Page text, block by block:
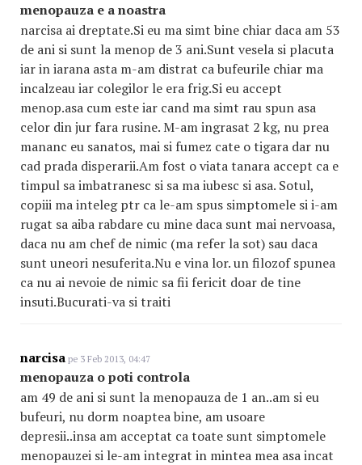
menopauza e a noastra
narcisa ai dreptate.Si eu ma simt bine chiar daca am 53
de ani si sunt la menop de 3 ani.Sunt vesela si placuta
iar in iarana asta m-am distrat ca bufeurile chiar ma
incalzeau iar colegilor le era frig.Si eu accept
menop.asa cum este iar cand ma simt rau spun asa
celor din jur fara rusine. M-am ingrasat 2 kg, nu prea
mananc eu sanatos, mai si fumez cate o tigara dar nu
cad prada disperarii.Am fost o viata tanara accept ca e
timpul sa imbatranesc si sa ma iubesc si asa. Sotul,
copiii ma inteleg ptr ca le-am spus simptomele si i-am
rugat sa aiba rabdare cu mine daca sunt mai nervoasa,
daca nu am chef de nimic (ma refer la sot) sau daca
sunt uneori nesuferita.Nu e vina lor. un filozof spunea
ca nu ai nevoie de nimic sa fii fericit doar de tine
insuti.Bucurati-va si traiti
narcisa pe 3 Feb 2013, 04:47
menopauza o poti controla
am 49 de ani si sunt la menopauza de 1 an..am si eu
bufeuri, nu dorm noaptea bine, am usoare
depresii..insa am acceptat ca toate sunt simptomele
menopauzei si le-am integrat in mintea mea asa incat